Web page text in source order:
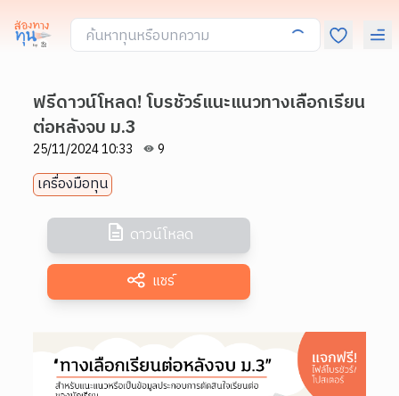
ฟรีดาวน์โหลด! โบรชัวร์แนะแนวทางเลือกเรียน
ต่อหลังจบ ม.3
25/11/2024 10:33 9
เครื่องมือทุน
ดาวน์โหลด
แชร์